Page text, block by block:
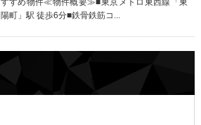
すすめ物件≪物件概要≫■東京メトロ東西線「東
陽町」駅 徒歩6分■鉄骨鉄筋コ...